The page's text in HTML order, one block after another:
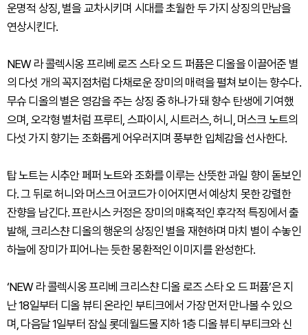
운명적 상징, 별을 교차시키며 시대를 초월한 두 가지 상징의 만남을
연상시킨다.
NEW 라 콜렉시옹 프리베 로즈 스타 오 드 퍼퓸은 디올을 이끌어준 별
의 다섯 개의 꼭지점처럼 다채로운 장미의 매력을 펼쳐 보이는 향수다.
무슈 디올의 별은 영감을 주는 상징 중 하나가 돼 향수 탄생에 기여했
으며, 오각형 별처럼 프루티, 스파이시, 시트러스, 허니, 머스크 노트의
다섯 가지 향기는 조화롭게 어우러지며 풍부한 입체감을 선사한다.
탑 노트는 시추안 페퍼 노트와 조화를 이루는 산뜻한 과일 향이 돋보인
다. 그 뒤로 허니와 머스크 어코드가 이어지면서 예상치 못한 강렬한
잔향을 남긴다. 프란시스 커정은 장미의 매혹적인 후각적 특징에서 출
발해, 크리스챤 디올의 행운의 상징인 별을 재현하며 마치 별이 수놓인
하늘에 장미가 피어나는 듯한 몽환적인 이미지를 완성한다.
‘NEW 라 콜렉시옹 프리베 크리스챤 디올 로즈 스타 오 드 퍼퓸’은 지
난 18일부터 디올 뷰티 온라인 부티크에서 가장 먼저 만나볼 수 있으
며, 다음달 1일부터 잠실 롯데월드몰 지하 1층 디올 뷰티 부티크와 신